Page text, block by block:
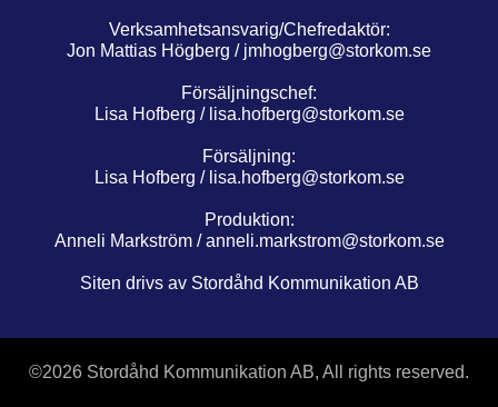
Verksamhetsansvarig/Chefredaktör:
Jon Mattias Högberg / jmhogberg@storkom.se
Försäljningschef:
Lisa Hofberg / lisa.hofberg@storkom.se
Försäljning:
Lisa Hofberg / lisa.hofberg@storkom.se
Produktion:
Anneli Markström /anneli.markstrom@storkom.se
Siten drivs av Stordåhd Kommunikation AB
©2026 Stordåhd Kommunikation AB, All rights reserved.